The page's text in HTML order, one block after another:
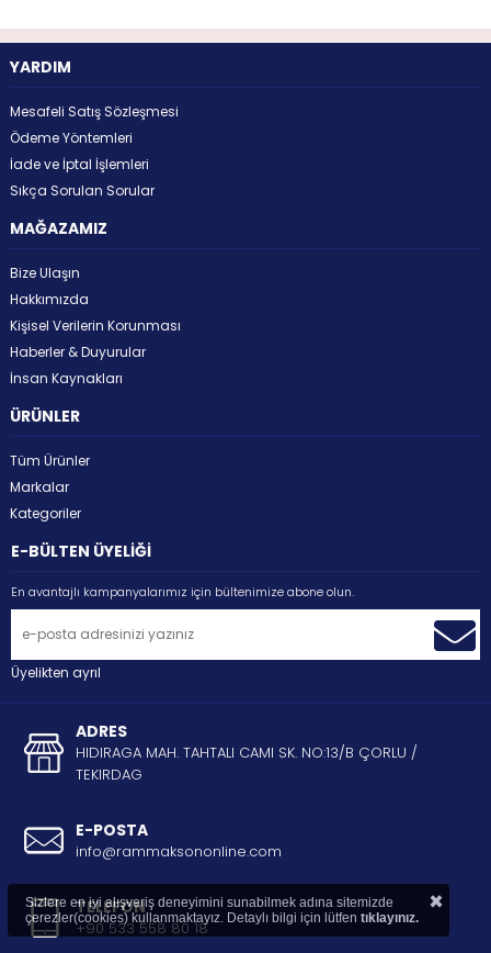
YARDIM
Mesafeli Satış Sözleşmesi
Ödeme Yöntemleri
İade ve İptal İşlemleri
Sıkça Sorulan Sorular
MAĞAZAMIZ
Bize Ulaşın
Hakkımızda
Kişisel Verilerin Korunması
Haberler & Duyurular
İnsan Kaynakları
ÜRÜNLER
Tüm Ürünler
Markalar
Kategoriler
E-BÜLTEN ÜYELİĞİ
En avantajlı kampanyalarımız için bültenimize abone olun.
Üyelikten ayrıl
ADRES
HIDIRAGA MAH. TAHTALI CAMI SK. NO:13/B ÇORLU /
TEKIRDAG
E-POSTA
info@rammaksononline.com
TELEFON
+90 533 558 80 18
Sizlere en iyi alışveriş deneyimini sunabilmek adına sitemizde
çerezler(cookies) kullanmaktayız. Detaylı bilgi için lütfen tıklayınız. ×